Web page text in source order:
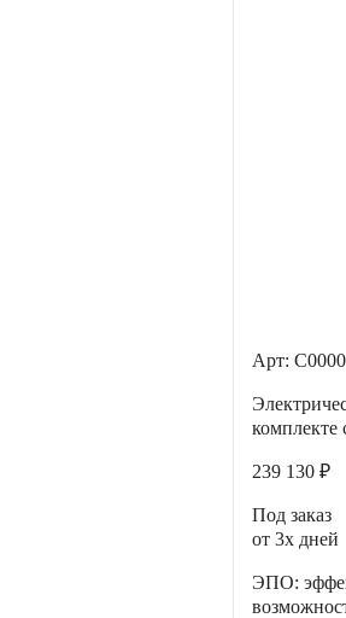
Арт:
комплекте
239 130 ₽
Под заказ
от 3х дней
ЭПО: